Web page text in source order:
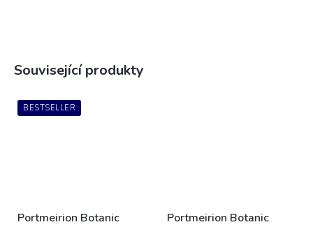
Související produkty
BESTSELLER
Portmeirion Botanic
Portmeirion Botanic